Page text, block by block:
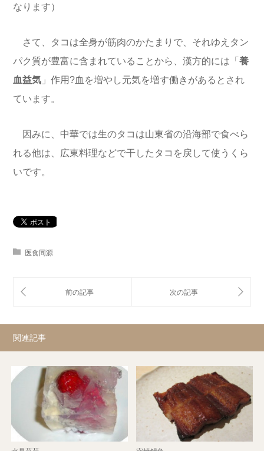
なります）
さて、タコは全身が筋肉のかたまりで、それゆえタン
パク質が豊富に含まれていることから、漢方的には「 養
血益気 」作用?血を増やし元気を増す働きがあるとされ
ています。
因みに、中華では生のタコは山東省の沿海部で食べら
れる他は、広東料理などで干したタコを戻して使うくら
いです。
医食同源
関連記事